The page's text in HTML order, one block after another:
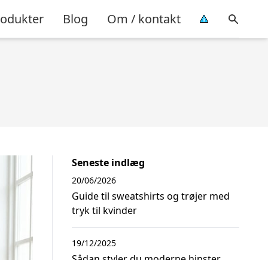
Blog Om / kontakt
Seneste indlæg
Guide til sweatshirts og trøjer med
tryk til kvinder
20/06/2026
19/12/2025